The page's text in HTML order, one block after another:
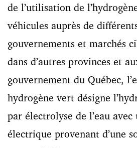
de l’utilisation de
véhicules auprès de
gouvernements et marchés
dans d’autres provinces et
gouvernement du Québec,
hydrogène vert désigne
par électrolyse de l’eau
électrique provenant d’une